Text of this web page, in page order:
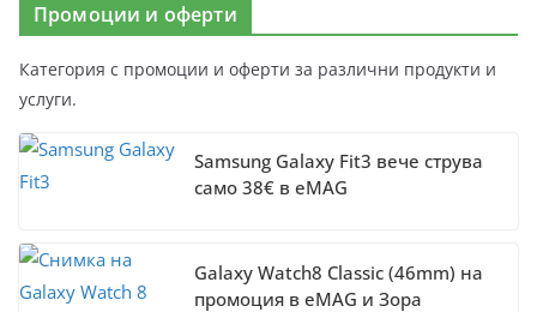
Промоции и оферти
Категория с промоции и оферти за различни продукти и
услуги.
Samsung Galaxy Fit3 вече струва
само 38€ в eMAG
Galaxy Watch8 Classic (46mm) на
промоция в eMAG и Зора